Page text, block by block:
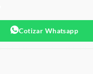
Cotizar Whatsapp